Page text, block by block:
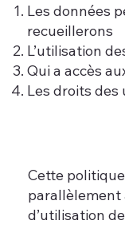
Cette
parallèlement
d’utilisation
Les données
recueillerons
L’utilisation
Qui a accès
Les droits